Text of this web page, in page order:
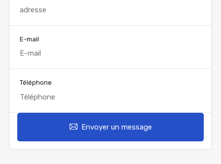
E-mail
Téléphone
Envoyer un message